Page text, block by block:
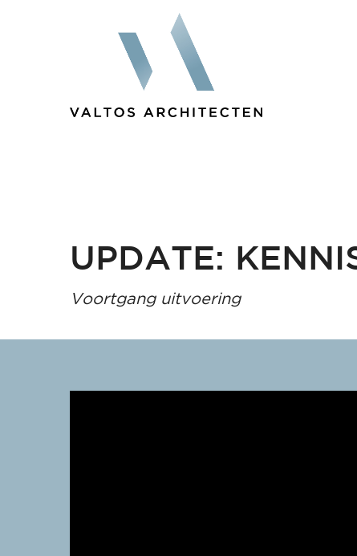
UPDATE:
Voortgang uitvoering